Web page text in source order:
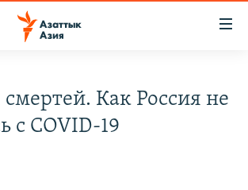
Как Россия не
с COVID-19